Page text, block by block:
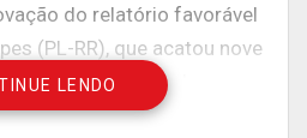
do relatório favorável
(PL-RR), que acatou nove
por senadores e
o texto alterado, a
LENDO